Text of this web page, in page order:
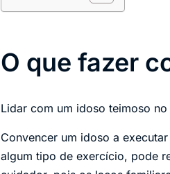
O que fazer
Lidar com um idoso teimoso
Convencer um idoso a
algum tipo de exercício, pode